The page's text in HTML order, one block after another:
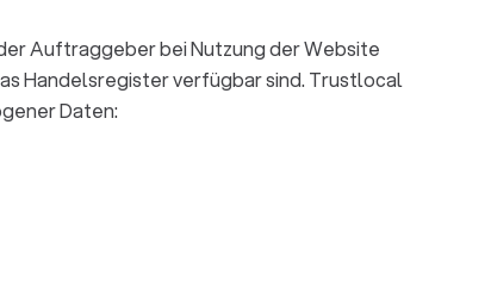
Auftraggeber bei Nutzung der Website
Handelsregister verfügbar sind. Trustlocal
Daten: